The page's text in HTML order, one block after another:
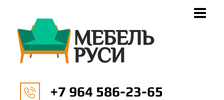
+7 964 586-23-65